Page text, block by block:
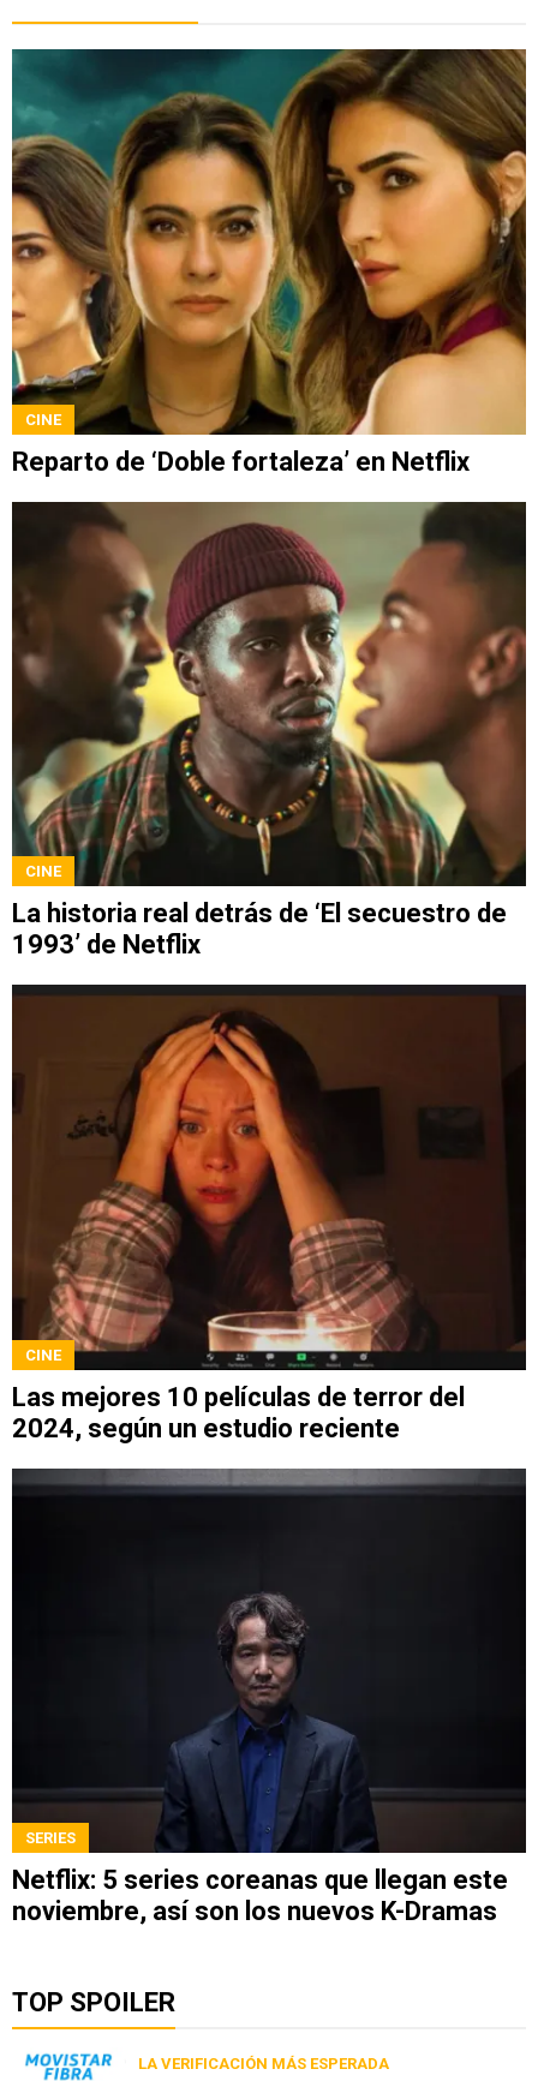
CINE
Reparto de ‘Doble fortaleza’ en Netflix
CINE
La historia real detrás de ‘El secuestro de
1993’ de Netflix
CINE
Las mejores 10 películas de terror del
2024, según un estudio reciente
SERIES
Netflix: 5 series coreanas que llegan este
noviembre, así son los nuevos K-Dramas
TOP SPOILER
LA VERIFICACIÓN MÁS ESPERADA